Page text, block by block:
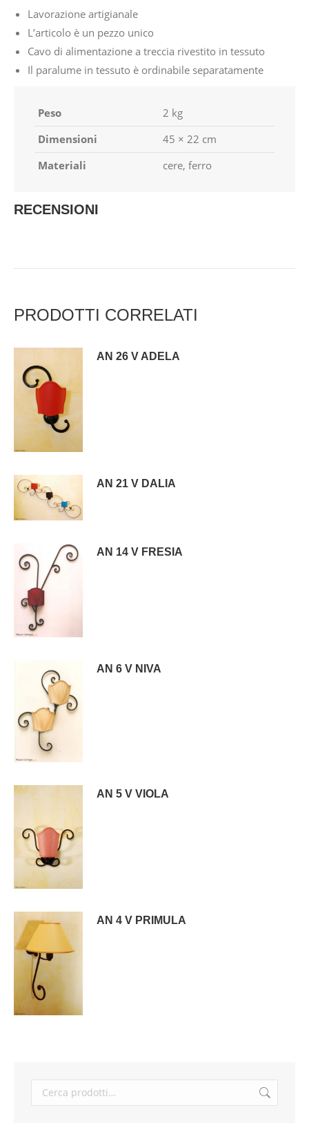
Lavorazione artigianale
L’articolo è un pezzo unico
Cavo di alimentazione a treccia rivestito in tessuto
Il paralume in tessuto è ordinabile separatamente
Peso
2 kg
Dimensioni
45 × 22 cm
Materiali
cere, ferro
RECENSIONI
PRODOTTI CORRELATI
AN 26 V ADELA
AN 21 V DALIA
AN 14 V FRESIA
AN 6 V NIVA
AN 5 V VIOLA
AN 4 V PRIMULA